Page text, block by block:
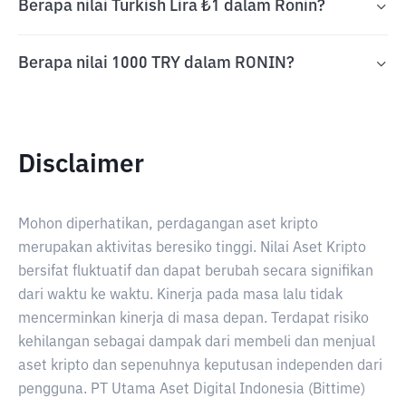
Berapa nilai Turkish Lira ₺1 dalam Ronin?
Berapa nilai 1000 TRY dalam RONIN?
Disclaimer
Mohon diperhatikan, perdagangan aset kripto
merupakan aktivitas beresiko tinggi. Nilai Aset Kripto
bersifat fluktuatif dan dapat berubah secara signifikan
dari waktu ke waktu. Kinerja pada masa lalu tidak
mencerminkan kinerja di masa depan. Terdapat risiko
kehilangan sebagai dampak dari membeli dan menjual
aset kripto dan sepenuhnya keputusan independen dari
pengguna. PT Utama Aset Digital Indonesia (Bittime)